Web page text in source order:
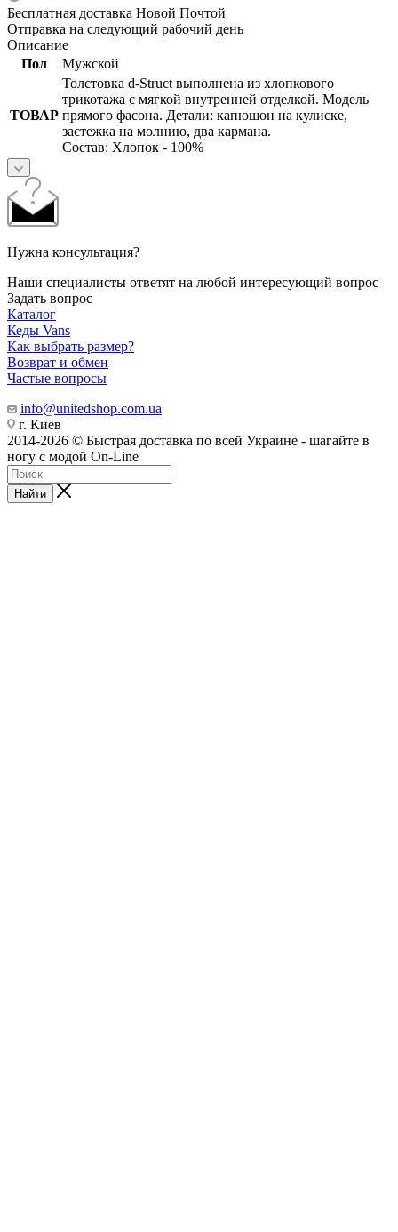
Бесплатная доставка Новой Почтой
Отправка на следующий рабочий день
Описание
Пол
Мужской
ТОВАР
Толстовка d-Struct выполнена из хлопкового
трикотажа с мягкой внутренней отделкой. Модель
прямого фасона. Детали: капюшон на кулиске,
застежка на молнию, два кармана.
Состав: Хлопок - 100%
Нужна консультация?
Наши специалисты ответят на любой интересующий вопрос
Задать вопрос
Каталог
Кеды Vans
Как выбрать размер?
Возврат и обмен
Частые вопросы
info@unitedshop.com.ua
г. Киев
2014-2026 © Быстрая доставка по всей Украине - шагайте в
ногу с модой On-Line
Найти